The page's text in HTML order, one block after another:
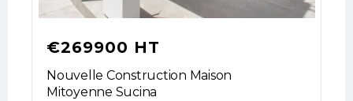
€269900 HT
Nouvelle Construction Maison
Mitoyenne Sucina